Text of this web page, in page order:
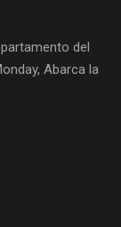
del
Abarca la